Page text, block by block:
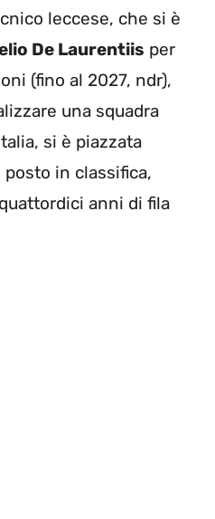
leccese, che si è
De Laurentiis per
(fino al 2027, ndr),
una squadra
si è piazzata
in classifica,
anni di fila